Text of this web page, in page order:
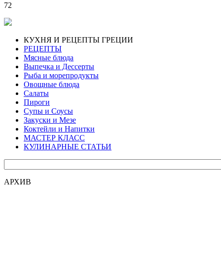
72
КУХНЯ И РЕЦЕПТЫ ГРЕЦИИ
РЕЦЕПТЫ
Мясные блюда
Выпечка и Дессерты
Рыба и морепродукты
Овощные блюда
Салаты
Пироги
Супы и Соусы
Закуски и Мезе
Коктейли и Напитки
МАСТЕР КЛАСС
КУЛИНАРНЫЕ СТАТЬИ
АРХИВ